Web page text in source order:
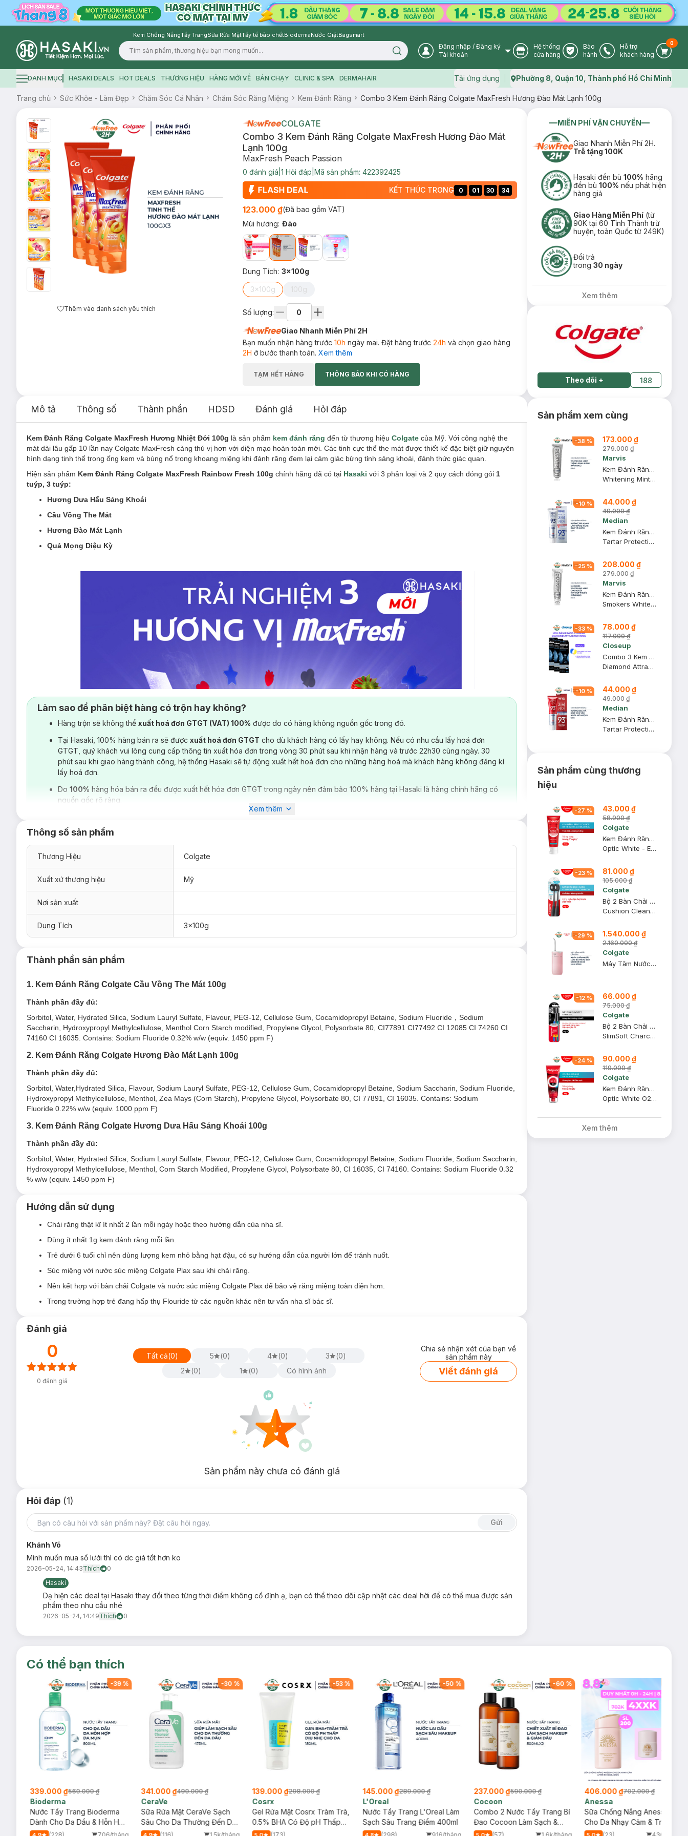
Kem Chống NắngTẩy TrangSữa Rửa MặtTẩy tế bào chếtBiodermaNước GiặtBagsmart
Logo
Search icon User Icon
Đăng nhập / Đăng ký
Tài khoản
Store Icon
Hệ thống
cửa hàng
Warranty Icon
Bảo
hành
Phone Icon
Hỗ trợ
khách hàng
Cart
0
Hamburger icon
DANH MỤC HASAKI DEALS HOT DEALS THƯƠNG HIỆU HÀNG MỚI VỀ BÁN CHẠY CLINIC & SPA DERMAHAIR Tải ứng dụng Map icon
Phường 8, Quận 10, Thành phố Hồ Chí Minh
Trang chủ Sức Khỏe - Làm Đẹp Chăm Sóc Cá Nhân Chăm Sóc Răng Miệng Kem Đánh Răng Combo 3 Kem Đánh Răng Colgate MaxFresh Hương Đào Mát Lạnh 100g
Thêm vào danh sách yêu thích
COLGATE
Combo 3 Kem Đánh Răng Colgate MaxFresh Hương Đào Mát
Lạnh 100g
MaxFresh Peach Passion
0 đánh giá 1 Hỏi đáp Mã sản phẩm: 422392425
KẾT THÚC TRONG 0 : 01 : 30 : 33
123.000 ₫(Đã bao gồm VAT)
Mùi hương: Đào
Dung Tích: 3x100g
3x100g 100g
Số lượng:
Giao Nhanh Miễn Phí 2H
Bạn muốn nhận hàng trước 10h ngày mai. Đặt hàng trước 24h và chọn giao hàng
2H ở bước thanh toán. Xem thêm
TẠM HẾT HÀNG THÔNG BÁO KHI CÓ HÀNG
Mô tả Thông số Thành phần HDSD Đánh giá Hỏi đáp
Kem Đánh Răng Colgate MaxFresh Hương Nhiệt Đới 100g là sản phẩm kem đánh răng đến từ thương hiệu Colgate của Mỹ. Với công nghệ the
mát dài lâu gấp 10 lần nay Colgate MaxFresh càng thú vị hơn với diện mạo hoàn toàn mới. Các tinh cực thể the mát được thiết kế đặc biệt giữ nguyên
hình dạng tinh thể trong ống kem và bùng nổ trong khoang miệng khi đánh răng đem lại cảm giác bừng tỉnh sảng khoái, đánh thức giác quan.
Hiện sản phẩm Kem Đánh Răng Colgate MaxFresh Rainbow Fresh 100g chính hãng đã có tại Hasaki với 3 phân loại và 2 quy cách đóng gói 1
tuýp, 3 tuýp:
Hương Dưa Hấu Sảng Khoái
Cầu Vồng The Mát
Hương Đào Mát Lạnh
Quả Mọng Diệu Kỳ
Ưu thế nổi bật của Kem Đánh Răng Colgate MaxFresh Rainbow Fresh:
4 hương vị nhiệt đới độc đáo: Dưa hấu sảng khoái, Hương đào mát lạnh, Quả mọng diệu kỳ và Tinh thể cầu vồng the mát.
Chất kem trong suốt với tinh thể cực the mát hoặc trái tim 6 màu độc đáo.
Mang đến cảm giác bừng tỉnh táo, bùng nổ sảng khoái cực đã.
Cho hơi thở the mát dài lâu gấp 10x so với kem đánh răng Colgate thông thường.
Hướng dẫn bảo quản Kem Đánh Răng Colgate MaxFresh Rainbow Fresh:
Nơi khô ráo thoáng mát.
Tránh ánh nắng trực tiếp, nơi có nhiệt độ cao hoặc ẩm ướt.
Lưu ý:
Ngày sản xuất: Xem chi tiết trên bao bì.
Hạn sử dụng:3 năm kể từ ngày sản xuất.
Làm sao để phân biệt hàng có trộn hay không?
Hàng trộn sẽ không thể xuất hoá đơn GTGT (VAT) 100% được do có hàng không nguồn gốc trong đó.
Tại Hasaki, 100% hàng bán ra sẽ được xuất hoá đơn GTGT cho dù khách hàng có lấy hay không. Nếu có nhu cầu lấy hoá đơn
GTGT, quý khách vui lòng cung cấp thông tin xuất hóa đơn trong vòng 30 phút sau khi nhận hàng và trước 22h30 cùng ngày. 30
phút sau khi giao hàng thành công, hệ thống Hasaki sẽ tự động xuất hết hoá đơn cho những hàng hoá mà khách hàng không đăng kí
lấy hoá đơn.
Do 100% hàng hóa bán ra đều được xuất hết hóa đơn GTGT trong ngày nên đảm bảo 100% hàng tại Hasaki là hàng chính hãng có
nguồn gốc rõ ràng.
Xem thêm
Thông số sản phẩm
Thương Hiệu Colgate
Xuất xứ thương hiệu Mỹ
Nơi sản xuất
Dung Tích 3x100g
Thành phần sản phẩm
1. Kem Đánh Răng Colgate Cầu Vồng The Mát 100g
Thành phần đầy đủ:
Sorbitol, Water, Hydrated Silica, Sodium Lauryl Sulfate, Flavour, PEG-12, Cellulose Gum, Cocamidopropyl Betaine, Sodium Fluoride，Sodium
Saccharin, Hydroxypropyl Methylcellulose, Menthol Corn Starch modified, Propylene Glycol, Polysorbate 80, CI77891 CI77492 CI 12085 CI 74260 CI
74160 CI 16035. Contains: Sodium Fluoride 0.32% w/w (equiv. 1450 ppm F)
2. Kem Đánh Răng Colgate Hương Đào Mát Lạnh 100g
Thành phần đầy đủ:
Sorbitol, Water,Hydrated Silica, Flavour, Sodium Lauryl Sulfate, PEG-12, Cellulose Gum, Cocamidopropyl Betaine, Sodium Saccharin, Sodium Fluoride,
Hydroxypropyl Methylcellulose, Menthol, Zea Mays (Corn Starch), Propylene Glycol, Polysorbate 80, CI 77891, CI 16035. Contains: Sodium
Fluoride 0.22% w/w (equiv. 1000 ppm F)
3. Kem Đánh Răng Colgate Hương Dưa Hấu Sảng Khoái 100g
Thành phần đầy đủ:
Sorbitol, Water, Hydrated Silica, Sodium Lauryl Sulfate, Flavour, PEG-12, Cellulose Gum, Cocamidopropyl Betaine, Sodium Fluoride, Sodium Saccharin,
Hydroxypropyl Methylcellulose, Menthol, Corn Starch Modified, Propylene Glycol, Polysorbate 80, CI 16035, CI 74160. Contains: Sodium Fluoride 0.32
% w/w (equiv. 1450 ppm F)
Hướng dẫn sử dụng
Chải răng thật kĩ ít nhất 2 lần mỗi ngày hoặc theo hướng dẫn của nha sĩ.
Dùng ít nhất 1g kem đánh răng mỗi lần.
Trẻ dưới 6 tuổi chỉ nên dùng lượng kem nhỏ bằng hạt đậu, có sự hướng dẫn của người lớn để tránh nuốt.
Súc miệng với nước súc miệng Colgate Plax sau khi chải răng.
Nên kết hợp với bàn chải Colgate và nước súc miệng Colgate Plax để bảo vệ răng miệng toàn diện hơn.
Trong trường hợp trẻ đang hấp thụ Flouride từ các nguồn khác nên tư vấn nha sĩ bác sĩ.
Đánh giá
0
0 đánh giá
Tất cả(0) 5 (0) 4 (0) 3 (0)
2
(0) 1 (0) Có hình ảnh
Chia sẻ nhận xét của bạn về
sản phẩm này
Viết đánh giá
Sản phẩm này chưa có đánh giá
Hỏi đáp (1)
Gửi
Khánh Võ
Mình muốn mua số lưới thì có dc giá tốt hơn ko
2026-05-24, 14:43Thích
0
Hasaki
Dạ hiện các deal tại Hasaki thay đổi theo từng thời điểm không cố định ạ, bạn có thể theo dõi cập nhật các deal hời để có thể mua được sản
phẩm theo nhu cầu nhé
2026-05-24, 14:49Thích 0
MIỄN PHÍ VẬN CHUYỂN
Giao Nhanh Miễn Phí 2H.
Trễ tặng 100K
Hasaki đền bù100% hãng
đền bù100% nếu phát hiện
hàng giả
Giao Hàng Miễn Phí (từ
90K tại 60 Tỉnh Thành trừ
huyện, toàn Quốc từ 249K)
Đổi trả
trong30 ngày
Xem thêm
Theo dõi + 188
Sản phẩm xem cùng
-38 % 173.000 ₫
279.000 ₫
Marvis
Kem Đánh Răng Marvis Màu Bạc Làm Trắng Răng 85ml
Whitening Mint Toothpaste
-10 % 44.000 ₫
49.000 ₫
Median
Kem Đánh Răng Median IQ 93% Trắng Răng Màu Trắng Bạc 120g
Tartar Protection Toothpaste - White
-25 % 208.000 ₫
279.000 ₫
Marvis
Kem Đánh Răng Marvis Màu Bạc Cho Người Hút Thuốc 85ml
Smokers Whitening Mint Toothpaste
-33 % 78.000 ₫
117.000 ₫
Closeup
Combo 3 Kem Đánh Răng Closeup Diamond Attraction Trắng Răng 100g
Diamond Attraction
-10 % 44.000 ₫
49.000 ₫
Median
Kem Đánh Răng Median IQ 93% Trắng Răng Màu Đỏ 120g
Tartar Protection Toothpaste - Fresh Breath
Sản phẩm cùng thương
hiệu
-27 % 43.000 ₫
58.900 ₫
Colgate
Kem Đánh Răng Colgate Sáng Răng Từ Tinh Thể Khoáng Trắng 100g
Optic White - Exfoliating Mineral
-23 % 81.000 ₫
105.000 ₫
Colgate
Bộ 2 Bàn Chải Đánh Răng Colgate Lông Chải Kháng Khuẩn
Cushion Clean Twin Charcoal
-29 % 1.540.000 ₫
2.160.000 ₫
Colgate
Máy Tăm Nước Colgate Cầm Tay Ngăn Thấm Nước Màu Hồng
-12 % 66.000 ₫
75.000 ₫
Colgate
Bộ 2 Bàn Chải Đánh Răng Colgate Kháng Khuẩn Than Hoạt Tính
SlimSoft Charcoal
-24 % 90.000 ₫
119.000 ₫
Colgate
Kem Đánh Răng Colgate Optic White O2 Với Oxy Hoạt Tính 85g
Optic White O2 Active Oxygen Whitening
Xem thêm
Có thể bạn thích
-39%
339.000 ₫560.000 ₫
Bioderma
Nước Tẩy Trang Bioderma
Dành Cho Da Dầu & Hỗn Hợp
500ml
-30 %
341.000 ₫490.000 ₫
CeraVe
Sữa Rửa Mặt CeraVe Sạch
Sâu Cho Da Thường Đến Da
Dầu 473ml
-53%
139.000 ₫298.000 ₫
Cosrx
Gel Rửa Mặt Cosrx Tràm Trà,
0.5% BHA Có Độ pH Thấp
150ml
-50 %
145.000 ₫289.000 ₫
L'Oreal
Nước Tẩy Trang L'Oreal Làm
Sạch Sâu Trang Điểm 400ml
-60 %
237.000 ₫590.000 ₫
Cocoon
Combo 2 Nước Tẩy Trang Bí
Đao Cocoon Làm Sạch &
Giảm Dầu 500ml
406.000 ₫702.000 ₫
Anessa
Sữa Chống Nắng Anessa
Cho Da Nhạy Cảm & Trẻ Em
60ml (Mới)